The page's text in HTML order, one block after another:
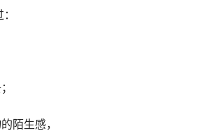
陌生感，